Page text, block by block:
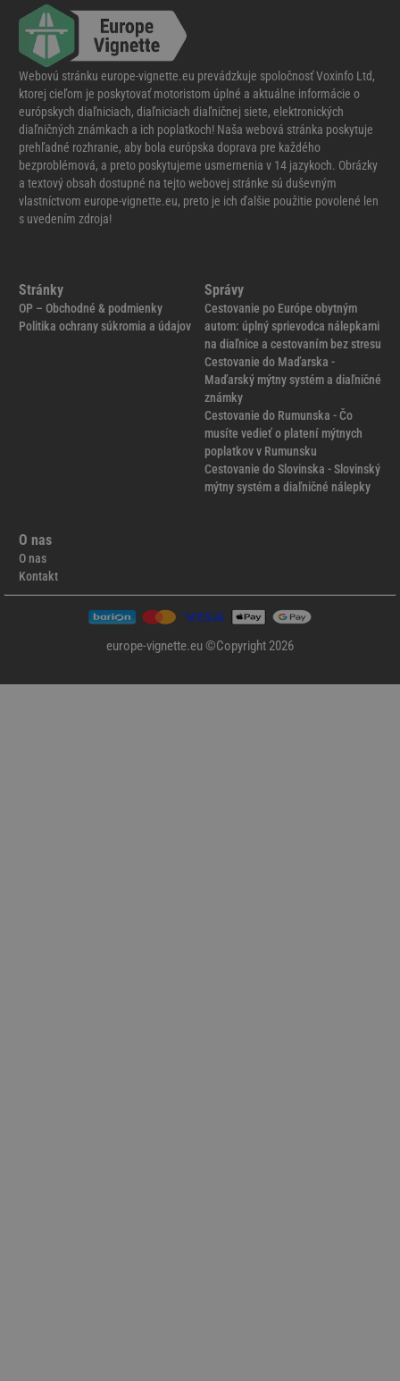
Webovú stránku europe-vignette.eu prevádzkuje spoločnosť Voxinfo Ltd,
ktorej cieľom je poskytovať motoristom úplné a aktuálne informácie o
európskych diaľniciach, diaľniciach diaľničnej siete, elektronických
diaľničných známkach a ich poplatkoch! Naša webová stránka poskytuje
prehľadné rozhranie, aby bola európska doprava pre každého
bezproblémová, a preto poskytujeme usmernenia v 14 jazykoch. Obrázky
a textový obsah dostupné na tejto webovej stránke sú duševným
vlastníctvom europe-vignette.eu, preto je ich ďalšie použitie povolené len
s uvedením zdroja!
Stránky
OP – Obchodné & podmienky
Politika ochrany súkromia a údajov
Správy
Cestovanie po Európe obytným
autom: úplný sprievodca nálepkami
na diaľnice a cestovaním bez stresu
Cestovanie do Maďarska -
Maďarský mýtny systém a diaľničné
známky
Cestovanie do Rumunska - Čo
musíte vedieť o platení mýtnych
poplatkov v Rumunsku
Cestovanie do Slovinska - Slovinský
mýtny systém a diaľničné nálepky
O nas
O nas
Kontakt
europe-vignette.eu ©Copyright 2026